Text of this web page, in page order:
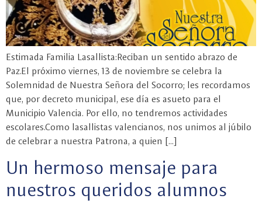
Estimada Familia Lasallista:Reciban un sentido abrazo de
Paz.El próximo viernes, 13 de noviembre se celebra la
Solemnidad de Nuestra Señora del Socorro; les recordamos
que, por decreto municipal, ese día es asueto para el
Municipio Valencia. Por ello, no tendremos actividades
escolares.Como lasallistas valencianos, nos unimos al júbilo
de celebrar a nuestra Patrona, a quien […]
Un hermoso mensaje para
nuestros queridos alumnos